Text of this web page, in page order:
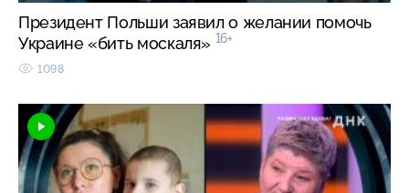
Президент Польши заявил о желании помочь
Украине «бить москаля» 16+
1098